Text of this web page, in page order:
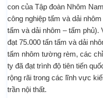
con của Tập đoàn Nhôm
công nghiệp tấm và dải
tấm và dải nhôm – tấm
đạt 75.000 tấn tấm và dải
tấm nhôm tường rèm, các
ty đã đạt trình độ tiên tiến
rộng rãi trong các lĩnh vực
trần nội thất.